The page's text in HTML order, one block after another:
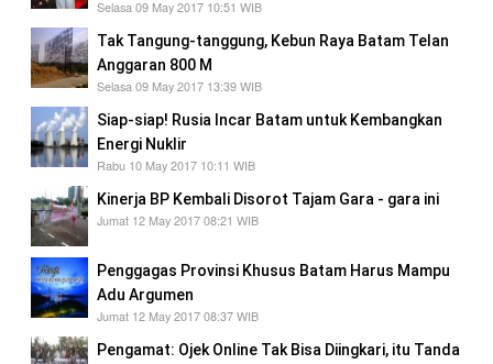
Selasa 09 May 2017 10:51 WIB
Tak Tangung-tanggung, Kebun Raya Batam Telan
Anggaran 800 M
Selasa 09 May 2017 13:39 WIB
Siap-siap! Rusia Incar Batam untuk Kembangkan
Energi Nuklir
Rabu 10 May 2017 10:11 WIB
Kinerja BP Kembali Disorot Tajam Gara - gara ini
Jumat 12 May 2017 08:21 WIB
Penggagas Provinsi Khusus Batam Harus Mampu
Adu Argumen
Jumat 12 May 2017 08:37 WIB
Pengamat: Ojek Online Tak Bisa Diingkari, itu Tanda